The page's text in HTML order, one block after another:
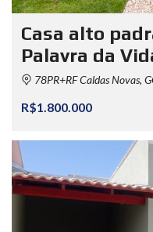
Casa alto
Palavra da
78PR+RF Caldas Novas,
R$1.800.000